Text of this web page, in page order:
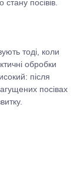
посівів.
тоді, коли
обробки
після
посівах